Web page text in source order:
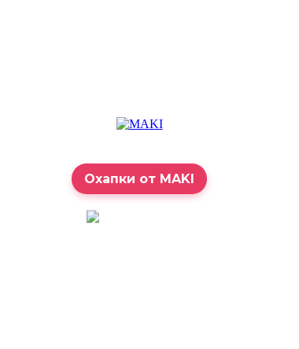
Охапки от MAKI